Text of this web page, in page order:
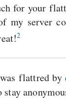
for your
my server
2
flattred by